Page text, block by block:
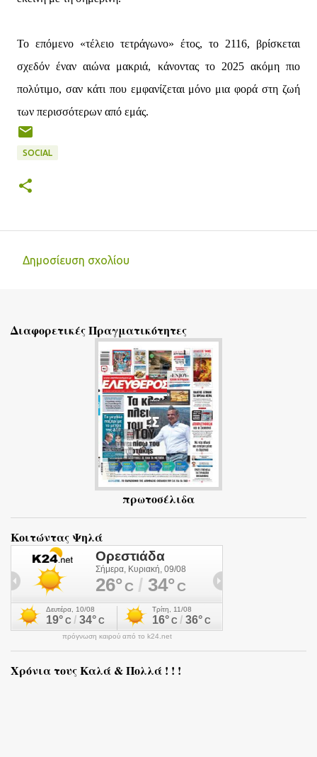
Το επόμενο «τέλειο τετράγωνο» έτος, το 2116, βρίσκεται
σχεδόν έναν αιώνα μακριά, κάνοντας το 2025 ακόμη πιο
πολύτιμο, σαν κάτι που εμφανίζεται μόνο μια φορά στη ζωή
των περισσότερων από εμάς.
SOCIAL
λ
Δημοσίευση σχολίου
Διαφορετικές Πραγματικότητες
πρωτοσέλιδα
Κοιτώντας Ψηλά
πρόγνωση καιρού από το k24.net
Χρόνια τους Καλά & Πολλά ! ! !